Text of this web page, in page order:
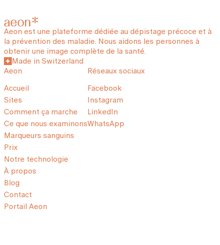
Aeon est une plateforme dédiée au dépistage précoce et à
la prévention des maladie. Nous aidons les personnes à
obtenir une image complète de la santé.
Made in Switzerland
Aeon
Accueil
Sites
Comment ça marche
Ce que nous examinons
Marqueurs sanguins
Prix
Notre technologie
À propos
Blog
Contact
Portail Aeon
Réseaux sociaux
Facebook
Instagram
LinkedIn
WhatsApp